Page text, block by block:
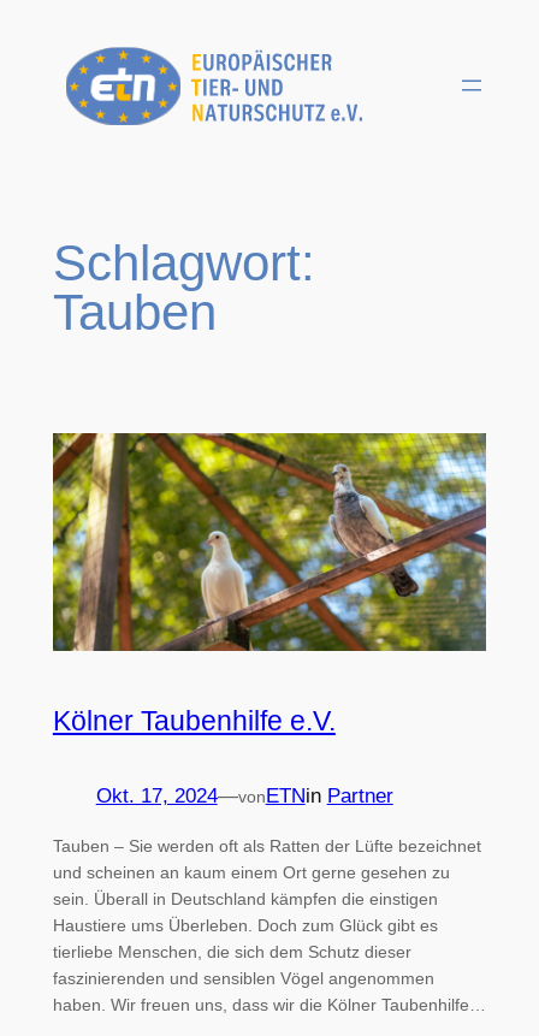
springen
Schlagwort:
Tauben
Kölner Taubenhilfe e.V.
Okt. 17, 2024—vonETNin Partner
Tauben – Sie werden oft als Ratten der Lüfte bezeichnet
und scheinen an kaum einem Ort gerne gesehen zu
sein. Überall in Deutschland kämpfen die einstigen
Haustiere ums Überleben. Doch zum Glück gibt es
tierliebe Menschen, die sich dem Schutz dieser
faszinierenden und sensiblen Vögel angenommen
haben. Wir freuen uns, dass wir die Kölner Taubenhilfe…